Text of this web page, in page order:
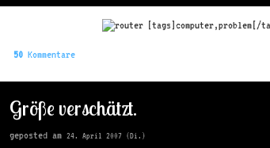
[tags]computer,problem[/
50 Kommentare
Größe verschätzt.
geposted am 24. April 2007 (Di.)